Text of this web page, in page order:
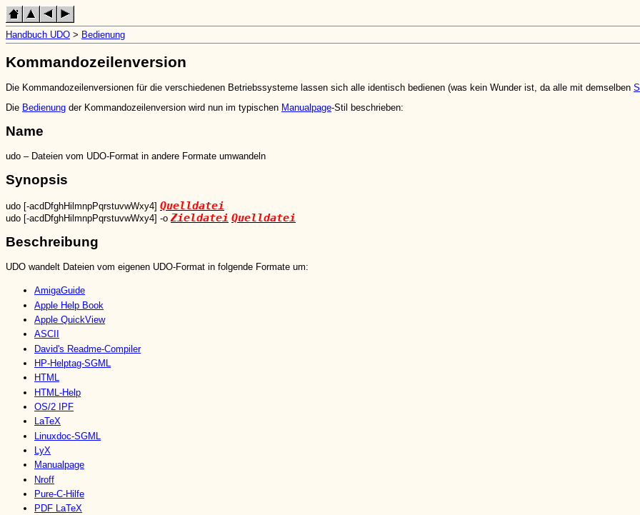
Handbuch UDO > Bedienung
Kommandozeilenversion
Die Kommandozeilenversionen für die verschiedenen Betriebssysteme lassen sich alle identisch bedienen (was kein Wunder ist, da alle mit demselben
Die Bedienung der Kommandozeilenversion wird nun im typischen Manualpage-Stil beschrieben:
Name
udo – Dateien vom UDO-Format in andere Formate umwandeln
Synopsis
udo [-acdDfghHilmnpPqrstuvwWxy4] Quelldatei
udo [-acdDfghHilmnpPqrstuvwWxy4] -o Zieldatei Quelldatei
Beschreibung
UDO wandelt Dateien vom eigenen UDO-Format in folgende Formate um:
AmigaGuide
Apple Help Book
Apple QuickView
ASCII
David's Readme-Compiler
HP-Helptag-SGML
HTML
HTML-Help
OS/2 IPF
LaTeX
Linuxdoc-SGML
LyX
Manualpage
Nroff
Pure-C-Hilfe
PDF LaTeX